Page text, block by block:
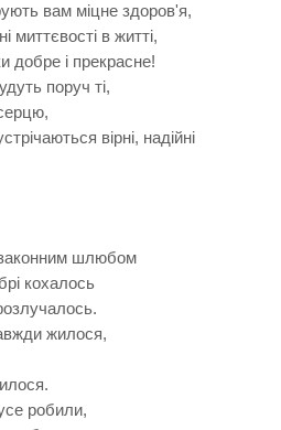
вам міцне здоров'я,
миттєвості в житті,
добре і прекрасне!
поруч ті,
вірні, надійні
шлюбом
кохалось
жилося,
робили,